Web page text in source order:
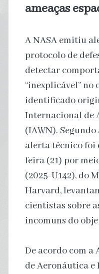
ameaças
A NASA emitiu
protocolo de
detectar
“inexplicável” no
identificado
Internacional de
(IAWN).
alerta técnico foi
feira (21) por
(2025-U142), do
Harvard,
cientistas sobre
incomuns do
De acordo com
de Aeronáutica e